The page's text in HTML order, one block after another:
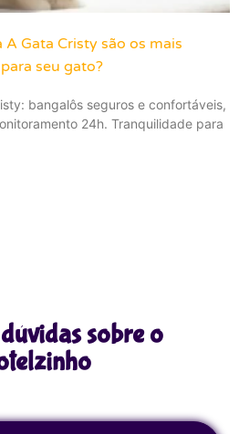
Gata Cristy são os mais
seu gato?
bangalôs seguros e confortáveis,
24h. Tranquilidade para
sobre o